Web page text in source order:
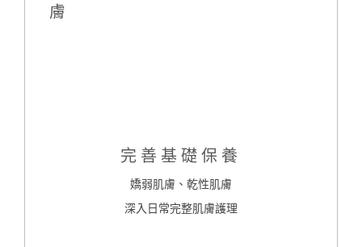
膚
完善基礎保養
嬌弱肌膚、乾性肌膚
深入日常完整肌膚護理